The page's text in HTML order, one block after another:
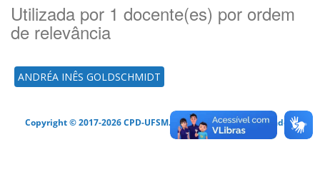
Utilizada por 1 docente(es) por ordem
de relevância
ANDRÉA INÊS GOLDSCHMIDT
Copyright © 2017-2026 CPD-UFSM. Todos os direitos reservados.